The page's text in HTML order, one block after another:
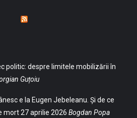
politic: despre limitele mobilizării în
Guțoiu
e la Eugen Jebeleanu. Și de ce
mort27 aprilie 2026 Bogdan Popa